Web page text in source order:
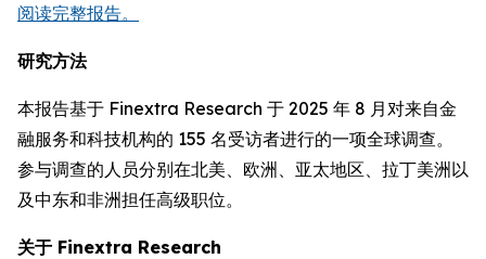
阅读完整报告。
研究方法
本报告基于 Finextra Research 于 2025 年 8 月对来自金
融服务和科技机构的 155 名受访者进行的一项全球调查。
参与调查的人员分别在北美、欧洲、亚太地区、拉丁美洲以
及中东和非洲担任高级职位。
关于 Finextra Research